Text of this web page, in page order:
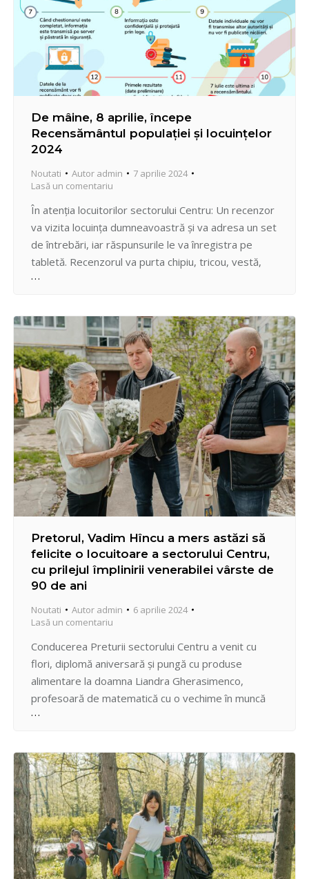
De mâine, 8 aprilie, începe
Recensământul populației și locuințelor
2024
Noutati Autor admin
7 aprilie 2024
Lasă un comentariu
În atenția locuitorilor sectorului Centru: Un recenzor
va vizita locuința dumneavoastră și va adresa un set
de întrebări, iar răspunsurile le va înregistra pe
tabletă. Recenzorul va purta chipiu, tricou, vestă,
rucsac și tabletă – toate cu logoul recensământului.
de recenzor.
Pretorul, Vadim Hîncu a mers astăzi să
felicite o locuitoare a sectorului Centru,
cu prilejul împlinirii venerabilei vârste de
90 de ani
Noutati Autor admin
6 aprilie 2024
Lasă un comentariu
Conducerea Preturii sectorului Centru a venit cu
flori, diplomă aniversară și pungă cu produse
alimentare la doamna Liandra Gherasimenco,
profesoară de matematică cu o vechime în muncă
de peste 60 de ani dedicați formării tinerelor
senior- 90 de ani. “În semn de aleasă recunoștință a
contribuției…